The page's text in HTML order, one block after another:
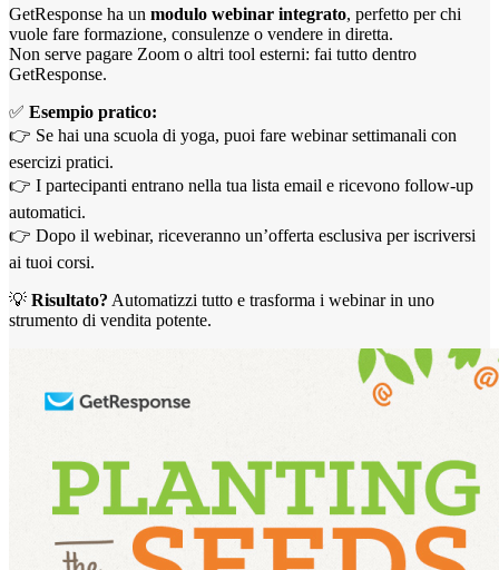
GetResponse ha un modulo webinar integrato, perfetto per chi
vuole fare formazione, consulenze o vendere in diretta.
Non serve pagare Zoom o altri tool esterni: fai tutto dentro
GetResponse.
✅ Esempio pratico:
👉 Se hai una scuola di yoga, puoi fare webinar settimanali con
esercizi pratici.
👉 I partecipanti entrano nella tua lista email e ricevono follow-up
automatici.
👉 Dopo il webinar, riceveranno un’offerta esclusiva per iscriversi
ai tuoi corsi.
💡 Risultato? Automatizzi tutto e trasforma i webinar in uno
strumento di vendita potente.